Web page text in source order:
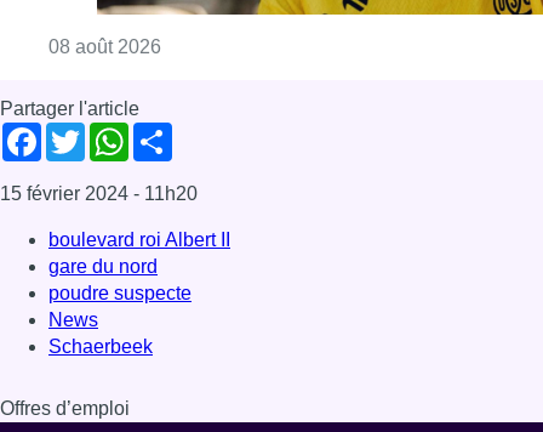
08 août 2026
Partager l'article
Facebook
TwitterWhatsApp
15 février 2024 - 11h20
boulevard roi Albert II
gare du nord
poudre suspecte
News
Schaerbeek
Offres d’emploi